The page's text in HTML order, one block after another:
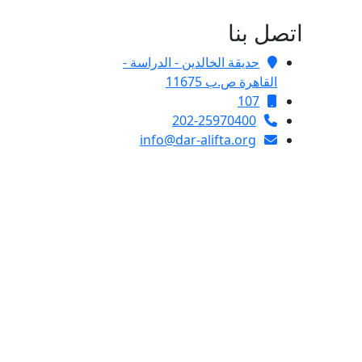
اتصل بنا
حديقة الخالدين - الدراسة -
القاهرة ص.ب 11675
107
202-25970400
info@dar-alifta.org